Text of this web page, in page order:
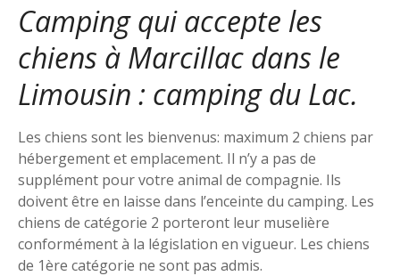
Camping qui accepte les
chiens à Marcillac dans le
Limousin : camping du Lac.
Les chiens sont les bienvenus: maximum 2 chiens par
hébergement et emplacement. Il n’y a pas de
supplément pour votre animal de compagnie. Ils
doivent être en laisse dans l’enceinte du camping. Les
chiens de catégorie 2 porteront leur muselière
conformément à la législation en vigueur. Les chiens
de 1ère catégorie ne sont pas admis.